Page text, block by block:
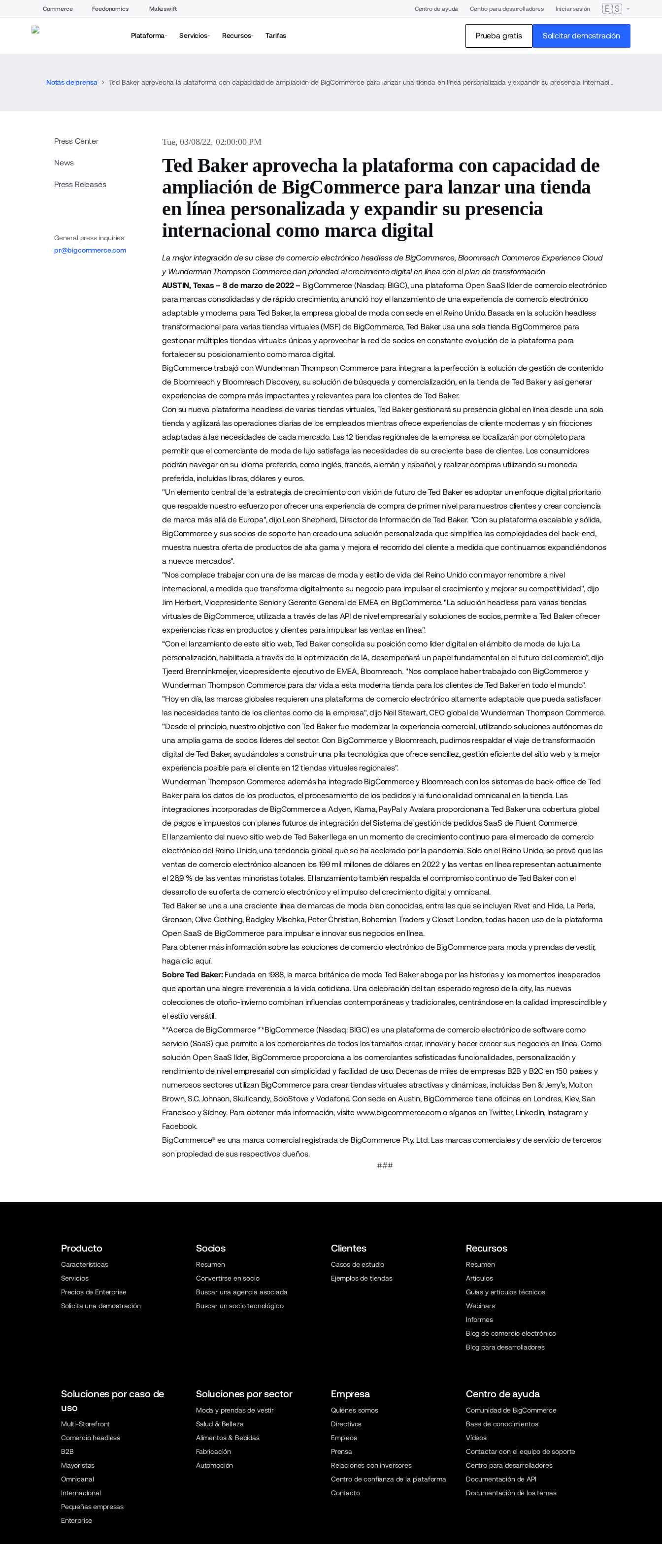
Commerce Feedonomics Makeswift Centro de ayuda Centro para desarrolladores Iniciar sesión 🇪🇸
Plataforma Servicios Recursos Tarifas Prueba gratis Solicitar demostración
Notas de prensa Ted Baker aprovecha la plataforma con capacidad de ampliación de BigCommerce para lanzar una tienda en línea personalizada y expandir su presencia internacional como marca digital
Press Center
News
Press Releases
General press inquiries
pr@bigcommerce.com
Tue, 03/08/22, 02:00:00 PM
Ted Baker aprovecha la plataforma con capacidad de
ampliación de BigCommerce para lanzar una tienda
en línea personalizada y expandir su presencia
internacional como marca digital
La mejor integración de su clase de comercio electrónico headless de BigCommerce, Bloomreach Commerce Experience Cloud
y Wunderman Thompson Commerce dan prioridad al crecimiento digital en línea con el plan de transformación
AUSTIN, Texas – 8 de marzo de 2022 – BigCommerce (Nasdaq: BIGC), una plataforma Open SaaS líder de comercio electrónico
para marcas consolidadas y de rápido crecimiento, anunció hoy el lanzamiento de una experiencia de comercio electrónico
adaptable y moderna paraTed Baker, la empresa global de moda con sede en el Reino Unido. Basada en la solución headless
transformacional para varias tiendas virtuales (MSF) de BigCommerce, Ted Baker usa una sola tienda BigCommerce para
gestionar múltiples tiendas virtuales únicas y aprovechar la red de socios en constante evolución de la plataforma para
fortalecer su posicionamiento como marca digital.
BigCommerce trabajó conWunderman Thompson Commercepara integrar a la perfección la solución de gestión de contenido
de Bloomreach y Bloomreach Discovery, su solución de búsqueda y comercialización, en la tienda de Ted Baker y así generar
experiencias de compra más impactantes y relevantes para los clientes de Ted Baker.
Con su nueva plataforma headless de varias tiendas virtuales, Ted Baker gestionará su presencia global en línea desde una sola
tienda y agilizará las operaciones diarias de los empleados mientras ofrece experiencias de cliente modernas y sin fricciones
adaptadas a las necesidades de cada mercado. Las 12 tiendas regionales de la empresa se localizarán por completo para
permitir que el comerciante de moda de lujo satisfaga las necesidades de su creciente base de clientes. Los consumidores
podrán navegar en su idioma preferido, como inglés, francés, alemán y español, y realizar compras utilizando su moneda
preferida, incluidas libras, dólares y euros.
"Un elemento central de la estrategia de crecimiento con visión de futuro de Ted Baker es adoptar un enfoque digital prioritario
que respalde nuestro esfuerzo por ofrecer una experiencia de compra de primer nivel para nuestros clientes y crear conciencia
de marca más allá de Europa", dijo Leon Shepherd, Director de Información de Ted Baker. "Con su plataforma escalable y sólida,
BigCommerce y sus socios de soporte han creado una solución personalizada que simplifica las complejidades del back-end,
muestra nuestra oferta de productos de alta gama y mejora el recorrido del cliente a medida que continuamos expandiéndonos
a nuevos mercados".
"Nos complace trabajar con una de las marcas de moda y estilo de vida del Reino Unido con mayor renombre a nivel
internacional, a medida que transforma digitalmente su negocio para impulsar el crecimiento y mejorar su competitividad", dijo
Jim Herbert, Vicepresidente Senior y Gerente General de EMEA en BigCommerce. "La solución headless para varias tiendas
virtuales de BigCommerce, utilizada a través de las API de nivel empresarial y soluciones de socios, permite a Ted Baker ofrecer
experiencias ricas en productos y clientes para impulsar las ventas en línea".
“Con el lanzamiento de este sitio web, Ted Baker consolida su posición como líder digital en el ámbito de moda de lujo. La
personalización, habilitada a través de la optimización de IA, desempeñará un papel fundamental en el futuro del comercio”, dijo
Tjeerd Brenninkmeijer, vicepresidente ejecutivo de EMEA, Bloomreach. "Nos complace haber trabajado con BigCommerce y
Wunderman Thompson Commerce para dar vida a esta moderna tienda para los clientes de Ted Baker en todo el mundo".
"Hoy en día, las marcas globales requieren una plataforma de comercio electrónico altamente adaptable que pueda satisfacer
las necesidades tanto de los clientes como de la empresa", dijo Neil Stewart, CEO global de Wunderman Thompson Commerce.
"Desde el principio, nuestro objetivo con Ted Baker fue modernizar la experiencia comercial, utilizando soluciones autónomas de
una amplia gama de socios líderes del sector. Con BigCommerce y Bloomreach, pudimos respaldar el viaje de transformación
digital de Ted Baker, ayudándoles a construir una pila tecnológica que ofrece sencillez, gestión eficiente del sitio web y la mejor
experiencia posible para el cliente en 12 tiendas virtuales regionales".
Wunderman Thompson Commerce además ha integrado BigCommerce y Bloomreach con los sistemas de back-office de Ted
Baker para los datos de los productos, el procesamiento de los pedidos y la funcionalidad omnicanal en la tienda. Las
integraciones incorporadas de BigCommerce a Adyen, Klarna, PayPaly Avalaraproporcionan a Ted Baker una cobertura global
de pagos e impuestos con planes futuros de integración delSistema de gestión de pedidos SaaS de Fluent Commerce
El lanzamiento del nuevo sitio web de Ted Baker llega en un momento de crecimiento continuo para el mercado de comercio
electrónico del Reino Unido, una tendencia global que se ha acelerado por la pandemia. Solo en el Reino Unido, se prevé que las
ventas de comercio electrónico alcancen los 199 mil millones de dólares en 2022 y las ventas en línea representan actualmente
el 26,9 % de las ventas minoristas totales. El lanzamiento también respalda el compromiso continuo de Ted Baker con el
desarrollo de su oferta de comercio electrónico y el impulso del crecimiento digital y omnicanal.
Ted Baker se une a una creciente línea de marcas de moda bien conocidas, entre las que se incluyen Rivet and Hide, La Perla,
Grenson, Olive Clothing, Badgley Mischka, Peter Christian, Bohemian TradersyCloset London, todas hacen uso de la plataforma
Open SaaS de BigCommerce para impulsar e innovar sus negocios en línea.
Para obtener más información sobre las soluciones de comercio electrónico de BigCommerce para moda y prendas de vestir,
haga clic aquí.
Sobre Ted Baker:Fundada en 1988, la marca británica de moda Ted Baker aboga por las historias y los momentos inesperados
que aportan una alegre irreverencia a la vida cotidiana. Una celebración del tan esperado regreso de la city, las nuevas
colecciones de otoño-invierno combinan influencias contemporáneas y tradicionales, centrándose en la calidad imprescindible y
el estilo versátil.
**Acerca de BigCommerce **BigCommerce (Nasdaq: BIGC) es una plataforma de comercio electrónico de software como
servicio (SaaS) que permite a los comerciantes de todos los tamaños crear, innovar y hacer crecer sus negocios en línea. Como
solución Open SaaS líder, BigCommerce proporciona a los comerciantes sofisticadas funcionalidades, personalización y
rendimiento de nivel empresarial con simplicidad y facilidad de uso. Decenas de miles de empresas B2B y B2C en 150 países y
numerosos sectores utilizan BigCommerce para crear tiendas virtuales atractivas y dinámicas, incluidas Ben & Jerry’s, Molton
Brown, S.C. Johnson, Skullcandy, SoloStove y Vodafone. Con sede en Austin, BigCommerce tiene oficinas en Londres, Kiev, San
Francisco y Sídney. Para obtener más información, visite www.bigcommerce.como síganos enTwitter, LinkedIn, Instagramy
Facebook.
BigCommerce® es una marca comercial registrada de BigCommerce Pty. Ltd. Las marcas comerciales y de servicio de terceros
son propiedad de sus respectivos dueños.
###
Producto
Características
Servicios
Precios de Enterprise
Solicita una demostración
Socios
Resumen
Convertirse en socio
Buscar una agencia asociada
Buscar un socio tecnológico
Clientes
Casos de estudio
Ejemplos de tiendas
Recursos
Resumen
Artículos
Guías y artículos técnicos
Webinars
Informes
Blog de comercio electrónico
Blog para desarrolladores
Soluciones por caso de
uso
Multi-Storefront
Comercio headless
B2B
Mayoristas
Omnicanal
Internacional
Pequeñas empresas
Enterprise
Soluciones por sector
Moda y prendas de vestir
Salud & Belleza
Alimentos & Bebidas
Fabricación
Automoción
Empresa
Quiénes somos
Directivos
Empleos
Prensa
Relaciones con inversores
Centro de confianza de la plataforma
Contacto
Centro de ayuda
Comunidad de BigCommerce
Base de conocimientos
Vídeos
Contactar con el equipo de soporte
Centro para desarrolladores
Documentación de API
Documentación de los temas